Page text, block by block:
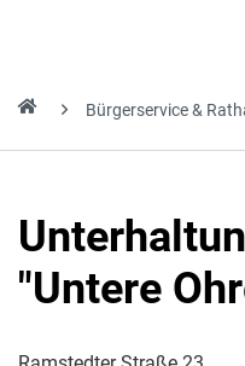
Bürgerservice &
"Untere